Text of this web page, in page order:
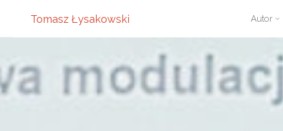
Tomasz Łysakowski Przejdź
treści
Autor